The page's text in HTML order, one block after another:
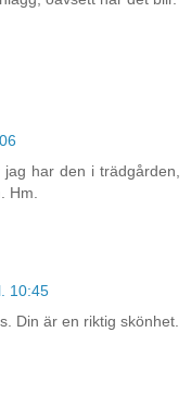
har den i trädgården,
Hm.
10:45
Din är en riktig skönhet.